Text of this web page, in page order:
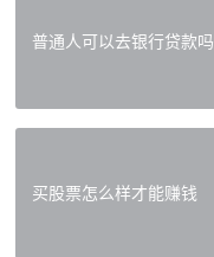
普通人可以去银行贷款吗
买股票怎么样才能赚钱